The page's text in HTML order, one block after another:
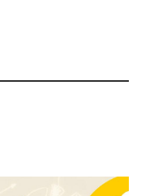
compromiso para el